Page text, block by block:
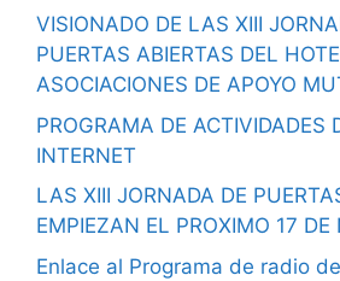
VISIONADO DE LAS XIII
PUERTAS ABIERTAS DEL
ASOCIACIONES DE APOYO
PROGRAMA DE ACTIVIDADES
INTERNET
LAS XIII JORNADA DE
EMPIEZAN EL PROXIMO 17 DE
Enlace al Programa de radio